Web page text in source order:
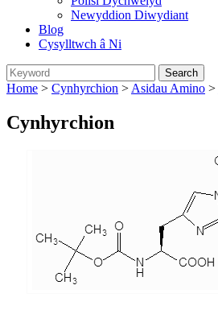
Newyddion Diwydiant
Blog
Cysylltwch â Ni
Home > Cynhyrchion > Asidau Amino >
Cynhyrchion